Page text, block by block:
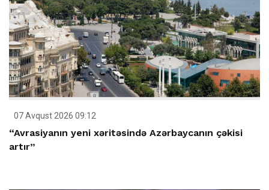
07 Avqust 2026 09:12
“Avrasiyanın yeni xəritəsində Azərbaycanın çəkisi
artır”